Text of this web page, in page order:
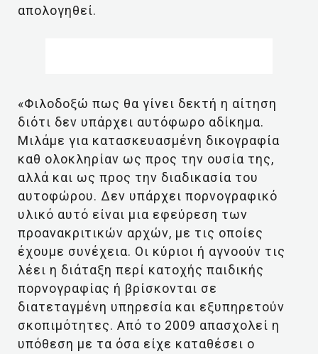
απολογηθεί.
«Φιλοδοξώ πως θα γίνει δεκτή η αίτηση
διότι δεν υπάρχει αυτόφωρο αδίκημα.
Μιλάμε για κατασκευασμένη δικογραφία
καθ ολοκληρίαν ως προς την ουσία της,
αλλά και ως προς την διαδικασία του
αυτοφώρου. Δεν υπάρχει πορνογραφικό
υλικό αυτό είναι μια εφεύρεση των
προανακριτικών αρχών, με τις οποίες
έχουμε συνέχεια. Οι κύριοι ή αγνοούν τις
λέει η διάταξη περί κατοχής παιδικής
πορνογραφίας ή βρίσκονται σε
διατεταγμένη υπηρεσία και εξυπηρετούν
σκοπιμότητες. Από το 2009 απασχολεί η
υπόθεση με τα όσα είχε καταθέσει ο